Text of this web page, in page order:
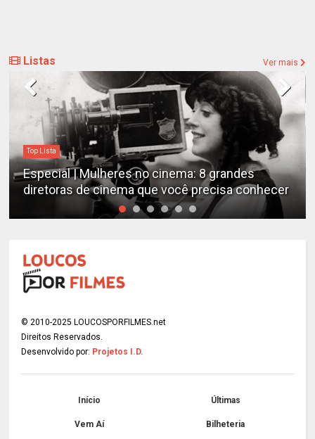
Listas Ver mais
Destaques
Estudo determina os filmes de cães mais
emocionantes de todos os tempos
© 2010-2025 LOUCOSPORFILMES.net
Direitos Reservados.
Desenvolvido por: Projetos I.D.
Início Últimas
Vem Aí Bilheteria